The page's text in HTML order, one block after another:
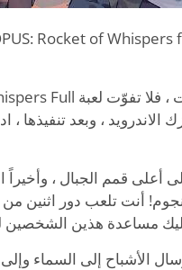
الاندرويد ، وبعد
أعلى قمم الجبال ،
أنت تلعب دور اثنين
مساعدة هذين
الأشباح إلى السماء